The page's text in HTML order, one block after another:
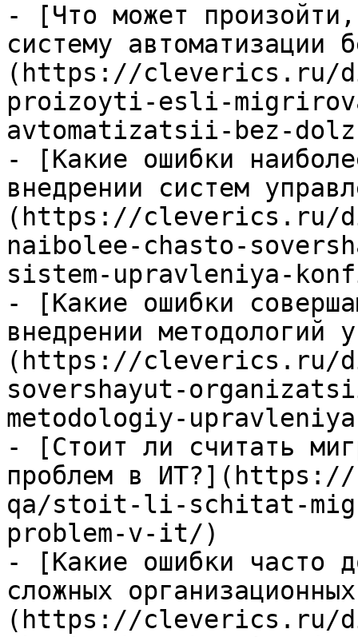
- [Что может
систему автоматизации
(https://cleverics.ru/
proizoyti-esli-
avtomatizatsii-bez-
- [Какие ошибки
внедрении систем
(https://cleverics.ru/
naibolee-chasto-
sistem-upravleniya-
- [Какие ошибки
внедрении методологий
(https://cleverics.ru/
sovershayut-
metodologiy-
- [Стоит ли считать
проблем в
qa/stoit-li-schitat-
problem-v-it/)
- [Какие ошибки часто
сложных
(https://cleverics.ru/